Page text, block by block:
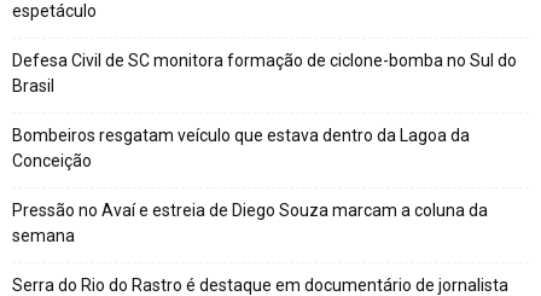
espetáculo
Defesa Civil de SC monitora formação de ciclone-bomba no Sul do
Brasil
Bombeiros resgatam veículo que estava dentro da Lagoa da
Conceição
Pressão no Avaí e estreia de Diego Souza marcam a coluna da
semana
Serra do Rio do Rastro é destaque em documentário de jornalista